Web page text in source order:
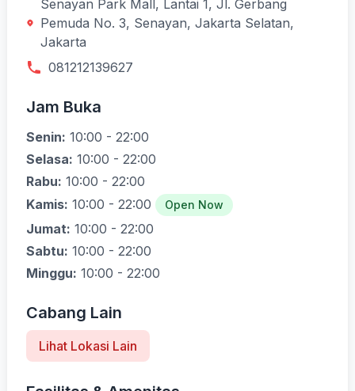
Senayan Park Mall, Lantai 1, Jl. Gerbang
Pemuda No. 3, Senayan, Jakarta Selatan,
Jakarta
081212139627
Jam Buka
Senin: 10:00 - 22:00
Selasa: 10:00 - 22:00
Rabu: 10:00 - 22:00
Kamis: 10:00 - 22:00 Open Now
Jumat: 10:00 - 22:00
Sabtu: 10:00 - 22:00
Minggu: 10:00 - 22:00
Cabang Lain
Lihat Lokasi Lain